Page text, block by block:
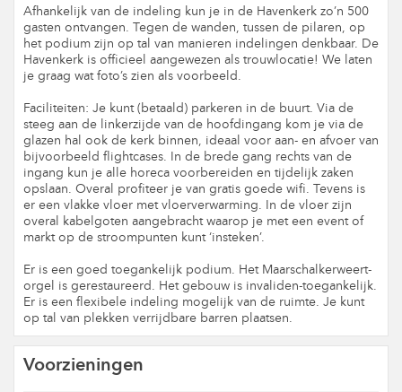
Afhankelijk van de indeling kun je in de Havenkerk zo’n 500
gasten ontvangen. Tegen de wanden, tussen de pilaren, op
het podium zijn op tal van manieren indelingen denkbaar. De
Havenkerk is officieel aangewezen als trouwlocatie! We laten
je graag wat foto’s zien als voorbeeld.
Faciliteiten: Je kunt (betaald) parkeren in de buurt. Via de
steeg aan de linkerzijde van de hoofdingang kom je via de
glazen hal ook de kerk binnen, ideaal voor aan- en afvoer van
bijvoorbeeld flightcases. In de brede gang rechts van de
ingang kun je alle horeca voorbereiden en tijdelijk zaken
opslaan. Overal profiteer je van gratis goede wifi. Tevens is
er een vlakke vloer met vloerverwarming. In de vloer zijn
overal kabelgoten aangebracht waarop je met een event of
markt op de stroompunten kunt ‘insteken’.
Er is een goed toegankelijk podium. Het Maarschalkerweert-
orgel is gerestaureerd. Het gebouw is invaliden-toegankelijk.
Er is een flexibele indeling mogelijk van de ruimte. Je kunt
op tal van plekken verrijdbare barren plaatsen.
Voorzieningen